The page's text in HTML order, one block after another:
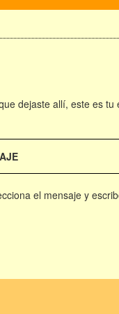
dejaste allí, este es
el mensaje y